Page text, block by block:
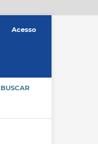
BUSCAR
Acesso